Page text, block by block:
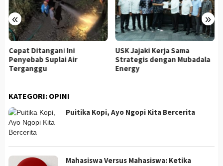
« »
Cepat Ditangani Ini
Penyebab Suplai Air
Terganggu
USK Jajaki Kerja Sama
Strategis dengan Mubadala
Energy
KATEGORI: OPINI
Puitika Kopi, Ayo Ngopi Kita Bercerita
Mahasiswa Versus Mahasiswa: Ketika